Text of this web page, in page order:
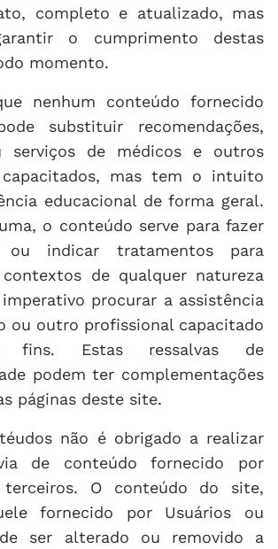
completo e atualizado, mas
o cumprimento destas
momento.
nenhum conteúdo fornecido
substituir recomendações,
serviços de médicos e outros
capacitados, mas tem o intuito
educacional de forma geral.
o conteúdo serve para fazer
ou indicar tratamentos para
de qualquer natureza
procurar a assistência
ou outro profissional capacitado
fins. Estas ressalvas de
podem ter complementações
páginas deste site.
não é obrigado a realizar
de conteúdo fornecido por
terceiros. O conteúdo do site,
fornecido por Usuários ou
ser alterado ou removido a